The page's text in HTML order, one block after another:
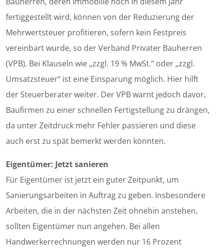
fertiggestellt wird, können von der Reduzierung der
Mehrwertsteuer profitieren, sofern kein Festpreis
vereinbart wurde, so der Verband Privater Bauherren
(VPB). Bei Klauseln wie „zzgl. 19 % MwSt.“ oder „zzgl.
Umsatzsteuer“ ist eine Einsparung möglich. Hier hilft
der Steuerberater weiter. Der VPB warnt jedoch davor,
Baufirmen zu einer schnellen Fertigstellung zu drängen,
da unter Zeitdruck mehr Fehler passieren und diese
auch erst zu spät bemerkt werden könnten.
Eigentümer: Jetzt sanieren
Für Eigentümer ist jetzt ein guter Zeitpunkt, um
Sanierungsarbeiten in Auftrag zu geben. Insbesondere
Arbeiten, die in der nächsten Zeit ohnehin anstehen,
sollten Eigentümer nun angehen. Bei allen
Handwerkerrechnungen werden nur 16 Prozent